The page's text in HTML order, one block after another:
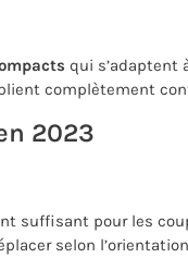
qui s’adaptent
complètement
2023
suffisant pour les
selon